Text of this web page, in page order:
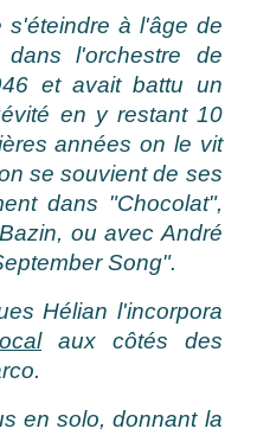
s'éteindre à l'âge de
l'orchestre de
et avait battu un
en y restant 10
années on le vit
se souvient de ses
dans "Chocolat",
ou avec André
Song".
Hélian l'incorpora
aux côtés des
en solo, donnant la